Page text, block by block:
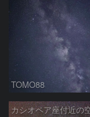
TOMO88